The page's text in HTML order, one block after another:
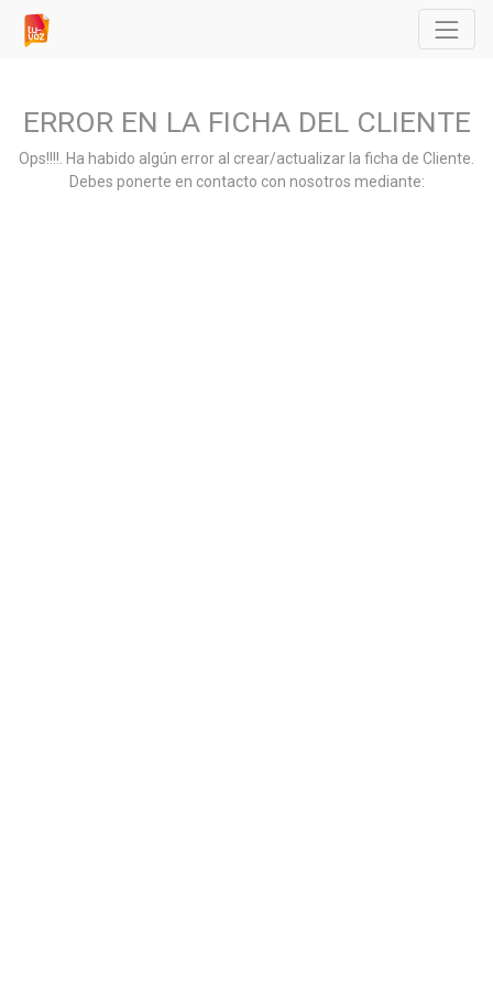
ERROR EN LA FICHA DEL CLIENTE
Ops!!!!. Ha habido algún error al crear/actualizar la ficha de Cliente.
Debes ponerte en contacto con nosotros mediante: